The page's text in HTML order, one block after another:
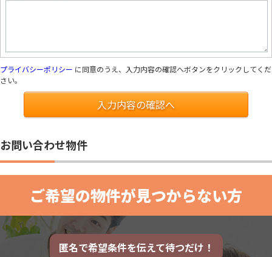
プライバシーポリシー に同意のうえ、入力内容の確認へボタンをクリックしてくだ
さい。
入力内容の確認へ
お問い合わせ物件
ご希望の物件が見つからない方
匿名で希望条件を伝えて待つだけ！